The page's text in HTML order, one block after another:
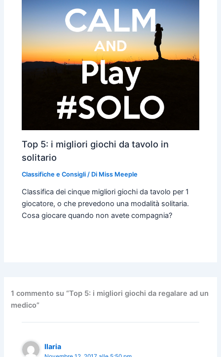
Top 5: i migliori giochi da tavolo in
solitario
Classifiche e Consigli / Di Miss Meeple
Classifica dei cinque migliori giochi da tavolo per 1
giocatore, o che prevedono una modalità solitaria.
Cosa giocare quando non avete compagnia?
1 commento su “Top 5: i migliori giochi da regalare ad un
medico”
Ilaria